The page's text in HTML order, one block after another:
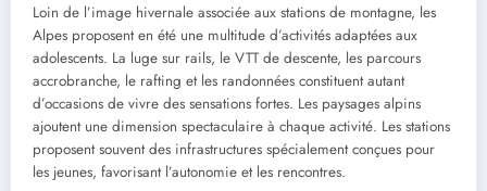
Loin de l’image hivernale associée aux stations de montagne, les
Alpes proposent en été une multitude d’activités adaptées aux
adolescents. La luge sur rails, le VTT de descente, les parcours
accrobranche, le rafting et les randonnées constituent autant
d’occasions de vivre des sensations fortes. Les paysages alpins
ajoutent une dimension spectaculaire à chaque activité. Les stations
proposent souvent des infrastructures spécialement conçues pour
les jeunes, favorisant l’autonomie et les rencontres.